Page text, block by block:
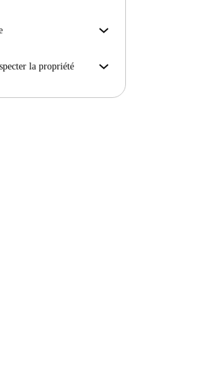
vous payer une chambre
totalité.
la propriété